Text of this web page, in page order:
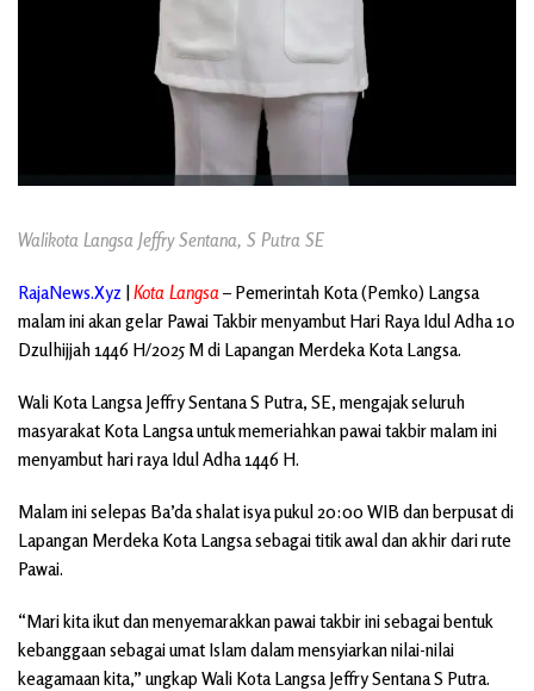
Walikota Langsa Jeffry Sentana, S Putra SE
RajaNews.Xyz Kota Langsa– Pemerintah Kota (Pemko) Langsa
malam ini akan gelar Pawai Takbir menyambut Hari Raya Idul Adha 10
Dzulhijjah 1446 H/2025 M di Lapangan Merdeka Kota Langsa.
Wali Kota Langsa Jeffry Sentana S Putra, SE, mengajak seluruh
masyarakat Kota Langsa untuk memeriahkan pawai takbir malam ini
menyambut hari raya Idul Adha 1446 H.
Malam ini selepas Ba’da shalat isya pukul 20:00 WIB dan berpusat di
Lapangan Merdeka Kota Langsa sebagai titik awal dan akhir dari rute
Pawai.
“Mari kita ikut dan menyemarakkan pawai takbir ini sebagai bentuk
kebanggaan sebagai umat Islam dalam mensyiarkan nilai-nilai
keagamaan kita,” ungkap Wali Kota Langsa Jeffry Sentana S Putra.